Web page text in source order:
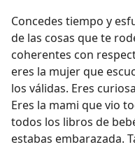
Concedes tiempo y
de las cosas que te
coherentes con
eres la mujer que
los válidas. Eres
Eres la mami que vio
todos los libros de
estabas embarazada.